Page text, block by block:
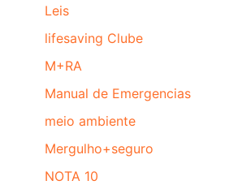
Leis
lifesaving Clube
M+RA
Manual de Emergencias
meio ambiente
Mergulho+seguro
NOTA 10